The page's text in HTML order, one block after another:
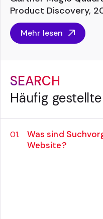
Product Discovery,
Mehr lesen
SEARCH
Häufig
01.
Was sind
Website?